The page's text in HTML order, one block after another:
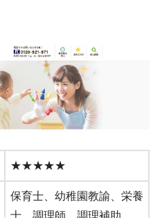
★★★★★
保育士、幼稚園教諭、栄養